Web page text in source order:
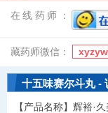
在线药师：
藏药师微信：
十五味赛尔斗丸 -
【产品名称】辉裕·